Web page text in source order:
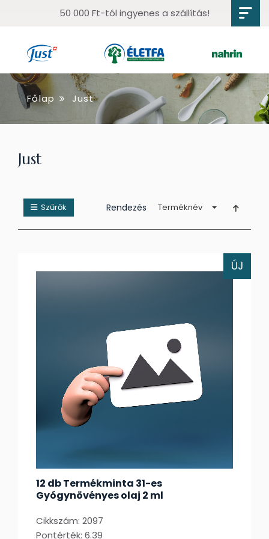
50 000 Ft-tól ingyenes a szállítás!
Főlap Just
Just
Szűrők Rendezés Terméknév
ÚJ
12 db Termékminta 31-es
Gyógynövényes olaj 2 ml
Cikkszám: 2097
Pontérték: 6.39